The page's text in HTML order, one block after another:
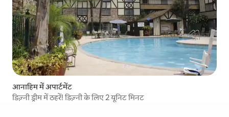
आनाहिम में अपार्टमेंट
डिज़्नी ड्रीम में ठहरें! डिज़्नी के लिए 2 यूनिट मिनट